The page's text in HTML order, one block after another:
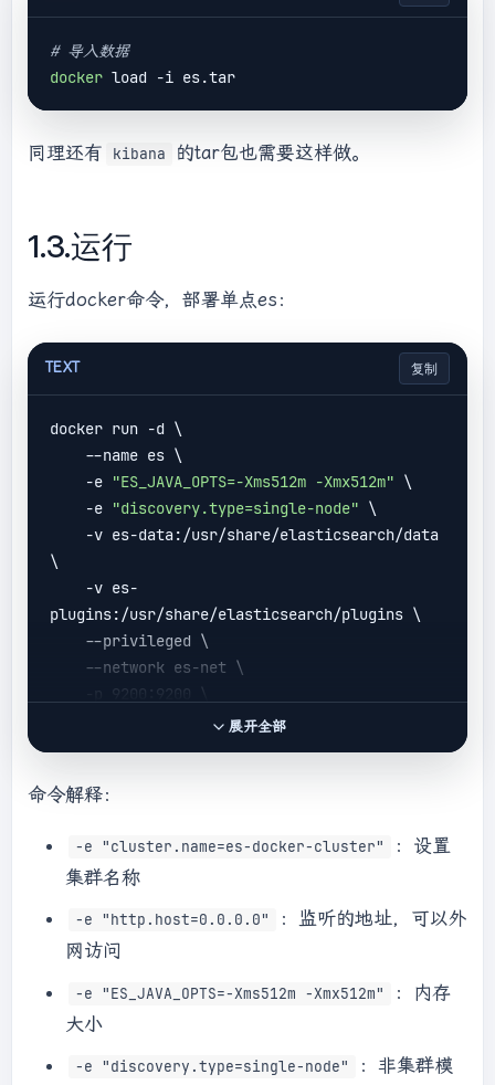
# 导入数据
docker
同理还有 kibana 的tar包也需要这样做。
1.3.运行
运行docker命令，部署单点es：
TEXT 复制
docker run -d \
-e "ES_JAVA_OPTS=-Xms512m -Xmx512m" \
-e "discovery.type=single-node" \
\
plugins:/usr/share/elasticsearch/plugins \
展开全部
命令解释：
-e "cluster.name=es-docker-cluster"
：设置
集群名称
-e "http.host=0.0.0.0"
：监听的地址，可以外
网访问
-e "ES_JAVA_OPTS=-Xms512m -Xmx512m"
：内存
大小
-e "discovery.type=single-node"
：非集群模